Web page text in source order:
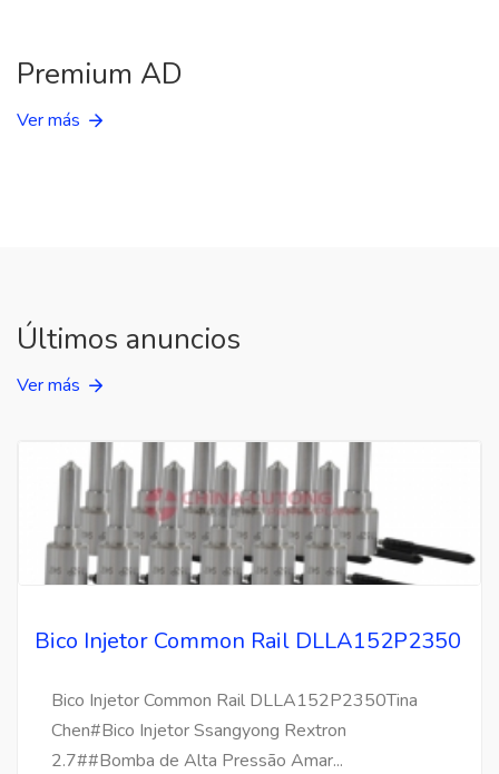
Premium AD
Ver más
Últimos anuncios
Ver más
Bico Injetor Common Rail DLLA152P2350
Bico Injetor Common Rail DLLA152P2350Tina
Chen#Bico Injetor Ssangyong Rextron
2.7##Bomba de Alta Pressão Amar...